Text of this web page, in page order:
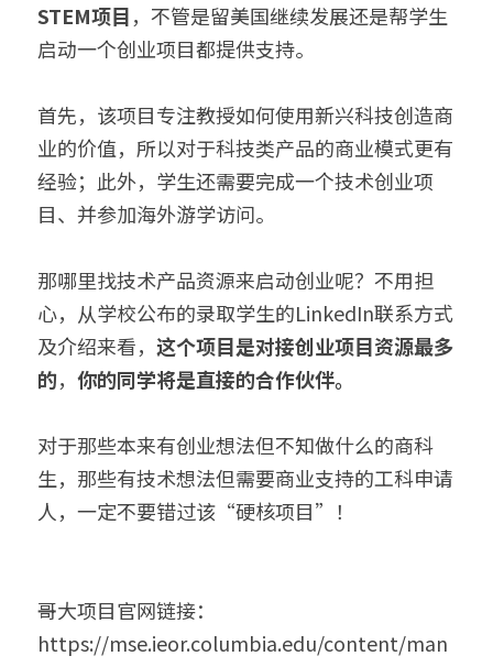
STEM项目，不管是留美国继续发展还是帮学生
启动一个创业项目都提供支持。
首先，该项目专注教授如何使用新兴科技创造商
业的价值，所以对于科技类产品的商业模式更有
经验；此外，学生还需要完成一个技术创业项
目、并参加海外游学访问。
那哪里找技术产品资源来启动创业呢？不用担
心，从学校公布的录取学生的LinkedIn联系方式
及介绍来看， 这个项目是对接创业项目资源最多
的， 你的同学将是直接的合作伙伴。
对于那些本来有创业想法但不知做什么的商科
生，那些有技术想法但需要商业支持的工科申请
人，一定不要错过该“硬核项目”！
哥大项目官网链接：
https://mse.ieor.columbia.edu/content/man